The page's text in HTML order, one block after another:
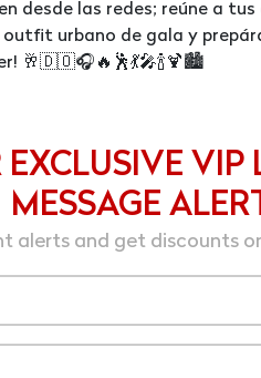
desde las redes; reúne a
urbano de gala y
🥂🇩🇴🎧🔥🕺💃🎤🍾🍹🏙️
VIP
MESSAGE
alerts and get discounts